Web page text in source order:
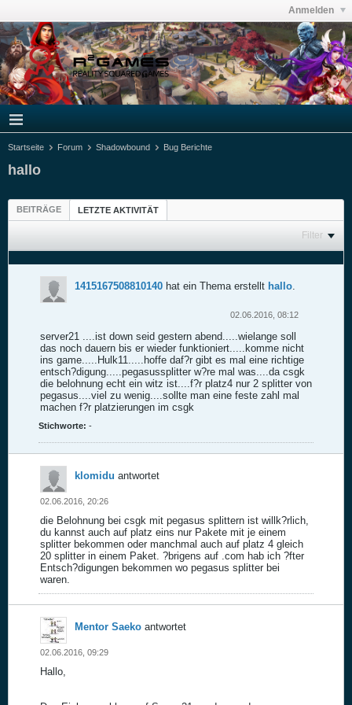
Anmelden
Startseite Forum Shadowbound Bug Berichte
hallo
BEITRÄGE LETZTE AKTIVITÄT
Filter
1415167508810140 hat ein Thema erstellt hallo.
02.06.2016, 08:12
server21 ....ist down seid gestern abend.....wielange soll
das noch dauern bis er wieder funktioniert.....komme nicht
ins game.....Hulk11.....hoffe daf?r gibt es mal eine richtige
entsch?digung.....pegasussplitter w?re mal was....da csgk
die belohnung echt ein witz ist....f?r platz4 nur 2 splitter von
pegasus....viel zu wenig....sollte man eine feste zahl mal
machen f?r platzierungen im csgk
Stichworte: -
klomidu antwortet
02.06.2016, 20:26
die Belohnung bei csgk mit pegasus splittern ist willk?rlich,
du kannst auch auf platz eins nur Pakete mit je einem
splitter bekommen oder manchmal auch auf platz 4 gleich
20 splitter in einem Paket. ?brigens auf .com hab ich ?fter
Entsch?digungen bekommen wo pegasus splitter bei
waren.
Mentor Saeko antwortet
02.06.2016, 09:29
Hallo,